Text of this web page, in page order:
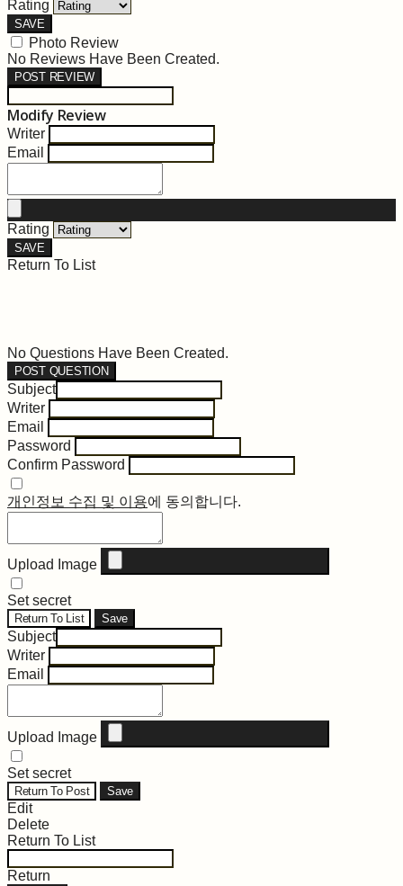
Rating
SAVE
Photo Review
No Reviews Have Been Created.
POST REVIEW
Modify Review
Writer
Email
Rating
SAVE
Return To List
No Questions Have Been Created.
POST QUESTION
Subject
Writer
Email
Password
Confirm Password
개인정보 수집 및 이용에 동의합니다.
Upload Image
Set secret
Return To List Save
Subject
Writer
Email
Upload Image
Set secret
Return To Post Save
Edit
Delete
Return To List
Return